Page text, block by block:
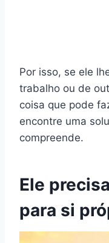
Por isso, se ele
trabalho ou de
coisa que pode
encontre uma
compreende.
Ele
para si